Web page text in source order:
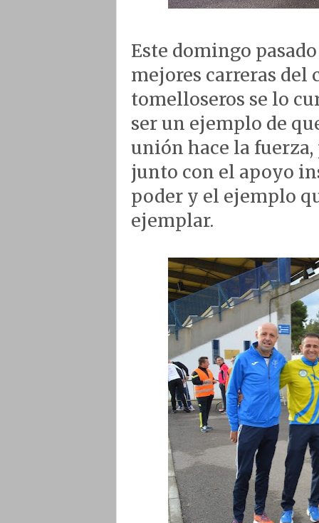
Este domingo
mejores carreras del
tomelloseros se lo
ser un ejemplo de
unión hace la fuerza,
junto con el apoyo
poder y el ejemplo
ejemplar.